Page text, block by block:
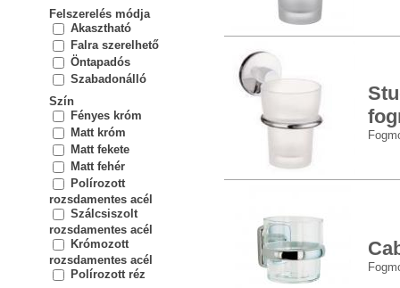
Felszerelés módja
Akasztható
Falra szerelhető
Öntapadós
Szabadonálló
Szín
Fényes króm
Matt króm
Matt fekete
Matt fehér
Polírozott
rozsdamentes acél
Szálcsiszolt
rozsdamentes acél
Krómozott
rozsdamentes acél
Polírozott réz